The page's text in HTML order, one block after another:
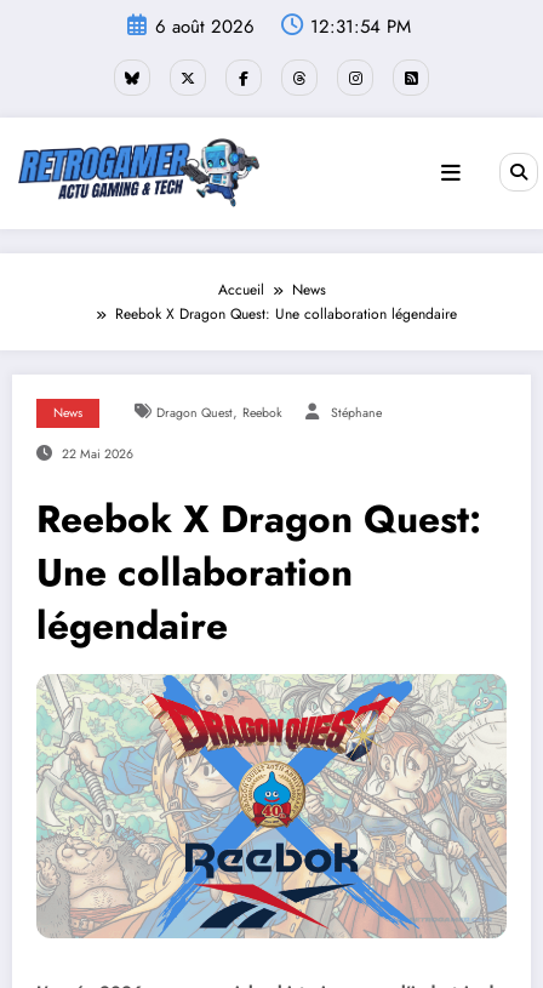
6 août 2026 12:31:55 PM
Accueil
News
Reebok X Dragon Quest: Une collaboration légendaire
News Dragon Quest, Reebok Stéphane
22 Mai 2026
Reebok X Dragon Quest:
Une collaboration
légendaire